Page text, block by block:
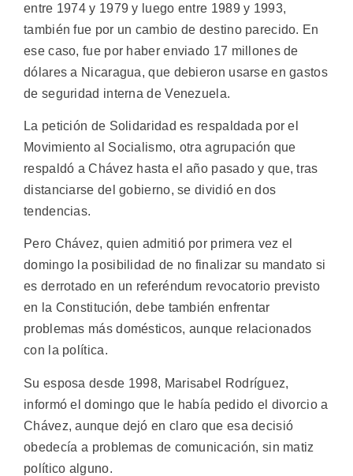
entre 1974 y 1979 y luego entre 1989 y 1993,
también fue por un cambio de destino parecido. En
ese caso, fue por haber enviado 17 millones de
dólares a Nicaragua, que debieron usarse en gastos
de seguridad interna de Venezuela.
La petición de Solidaridad es respaldada por el
Movimiento al Socialismo, otra agrupación que
respaldó a Chávez hasta el año pasado y que, tras
distanciarse del gobierno, se dividió en dos
tendencias.
Pero Chávez, quien admitió por primera vez el
domingo la posibilidad de no finalizar su mandato si
es derrotado en un referéndum revocatorio previsto
en la Constitución, debe también enfrentar
problemas más domésticos, aunque relacionados
con la política.
Su esposa desde 1998, Marisabel Rodríguez,
informó el domingo que le había pedido el divorcio a
Chávez, aunque dejó en claro que esa decisió
obedecía a problemas de comunicación, sin matiz
político alguno.